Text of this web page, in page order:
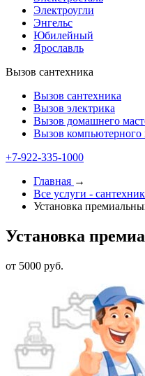
Электроугли
Энгельс
Юбилейный
Ярославль
Вызов сантехника
Вызов сантехника
Вызов электрика
Вызов домашнего
Вызов компьютерного
+7-922-335-1000
Главная →
Все услуги -
Установка
Установка
от 5000 руб.